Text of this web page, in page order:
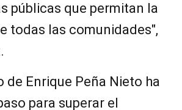
públicas que permitan la
todas las comunidades",
de Enrique Peña Nieto ha
para superar el